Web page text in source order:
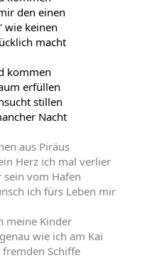
den einen
wie keinen
macht
kommen
erfüllen
stillen
Nacht
aus Piräus
Herz ich mal verlier
sein vom Hafen
ich fürs Leben mir
meine Kinder
wie ich am Kai
Schiffe